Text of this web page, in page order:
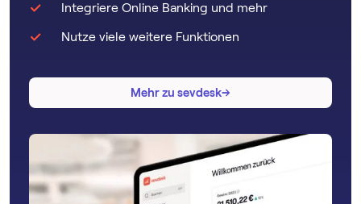
Integriere Online Banking und mehr
Nutze viele weitere Funktionen
Mehr zu sevdesk→
→